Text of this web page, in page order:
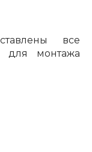
все
для монтажа